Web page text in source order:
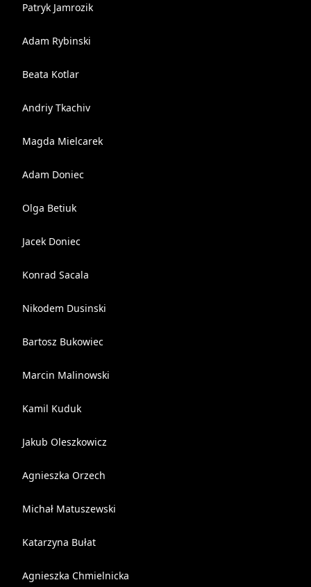
Patryk Jamrozik
Adam Rybinski
Beata Kotlar
Andriy Tkachiv
Magda Mielcarek
Adam Doniec
Olga Betiuk
Jacek Doniec
Konrad Sacala
Nikodem Dusinski
Bartosz Bukowiec
Marcin Malinowski
Kamil Kuduk
Jakub Oleszkowicz
Agnieszka Orzech
Michał Matuszewski
Katarzyna Bułat
Agnieszka Chmielnicka